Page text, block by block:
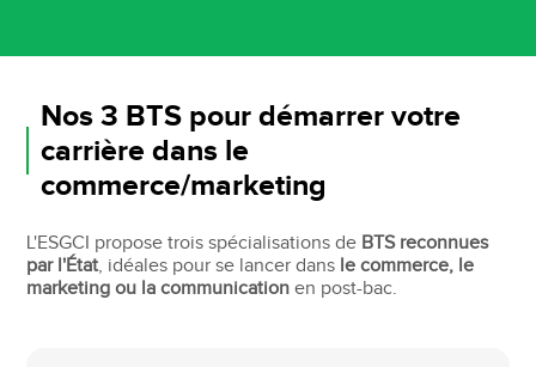
Nos 3 BTS pour démarrer votre
carrière dans le
commerce/marketing
L'ESGCI propose trois spécialisations de BTS reconnues
par l'État, idéales pour se lancer dans le commerce, le
marketing ou la communication en post-bac.